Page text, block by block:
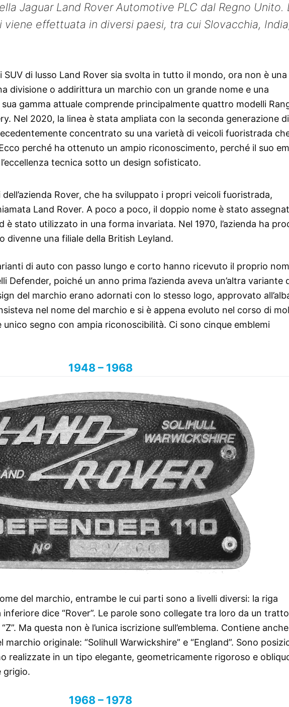
Jaguar Land Rover Automotive PLC dal Regno Unito.
effettuata in diversi paesi, tra cui Slovacchia,
di lusso Land Rover sia svolta in tutto il mondo, ora non è una
divisione o addirittura un marchio con un grande nome e una
gamma attuale comprende principalmente quattro modelli
Nel 2020, la linea è stata ampliata con la seconda generazione
concentrato su una varietà di veicoli fuoristrada
Ecco perché ha ottenuto un ampio riconoscimento, perché il suo
tecnica sotto un design sofisticato.
Rover, che ha sviluppato i propri veicoli fuoristrada,
Land Rover. A poco a poco, il doppio nome è stato
stato utilizzato in una forma invariata. Nel 1970, l’azienda ha
divenne una filiale della British Leyland.
di auto con passo lungo e corto hanno ricevuto il proprio
Defender, poiché un anno prima l’azienda aveva un’altra variante
del marchio erano adornati con lo stesso logo, approvato
nel nome del marchio e si è appena evoluto nel corso di
unico segno con ampia riconoscibilità. Ci sono cinque emblemi
1948 – 1968
del marchio, entrambe le cui parti sono a livelli diversi: la riga
inferiore dice “Rover”. Le parole sono collegate tra loro da un
Ma questa non è l’unica iscrizione sull’emblema. Contiene anche
marchio originale: “Solihull Warwickshire” e “England”. Sono
realizzate in un tipo elegante, geometricamente rigoroso e
grigio.
1968 – 1978